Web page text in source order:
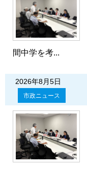
間中学を考...
2026年8月5日
市政ニュース